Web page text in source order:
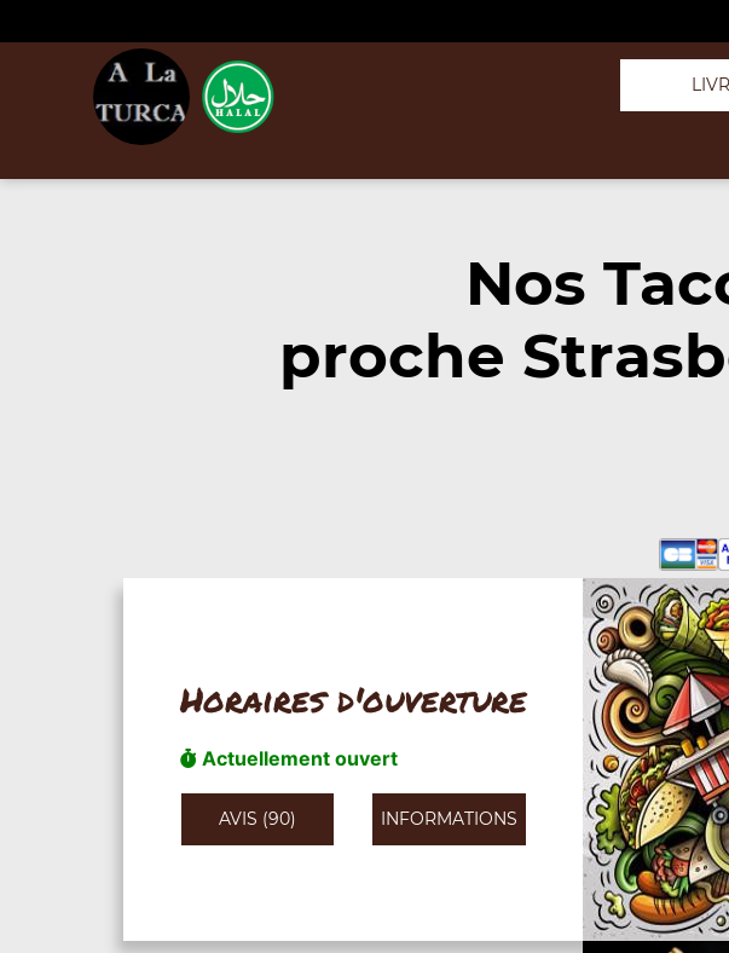
Nos
proche
Horaires d'ouverture
Actuellement ouvert
AVIS (90) INFORMATIONS